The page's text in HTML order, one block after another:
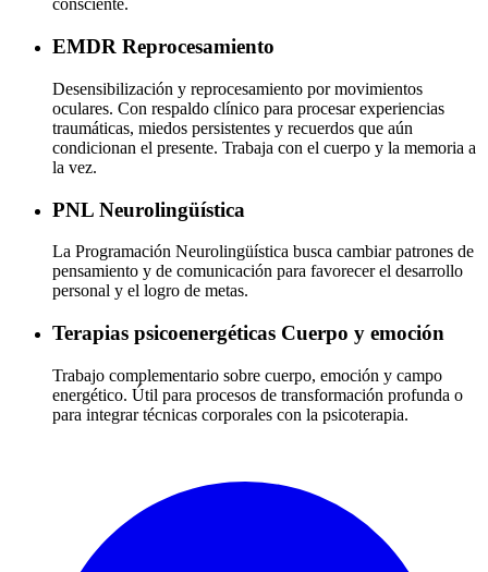
consciente.
EMDR Reprocesamiento
Desensibilización y reprocesamiento por movimientos
oculares. Con respaldo clínico para procesar experiencias
traumáticas, miedos persistentes y recuerdos que aún
condicionan el presente. Trabaja con el cuerpo y la memoria a
la vez.
PNL Neurolingüística
La Programación Neurolingüística busca cambiar patrones de
pensamiento y de comunicación para favorecer el desarrollo
personal y el logro de metas.
Terapias psicoenergéticas Cuerpo y emoción
Trabajo complementario sobre cuerpo, emoción y campo
energético. Útil para procesos de transformación profunda o
para integrar técnicas corporales con la psicoterapia.